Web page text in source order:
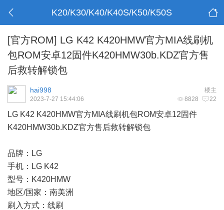
K20/K30/K40/K40S/K50/K50S
[官方ROM] LG K42 K420HMW官方MIA线刷机
包ROM安卓12固件K420HMW30b.KDZ官方售
后救转解锁包
楼主
hai998
8828 22
2023-7-27 15:44:06
LG K42 K420HMW官方MIA线刷机包ROM安卓12固件
K420HMW30b.KDZ官方售后救转解锁包
品牌：LG
手机：LG K42
型号：K420HMW
地区/国家：南美洲
刷入方式：线刷